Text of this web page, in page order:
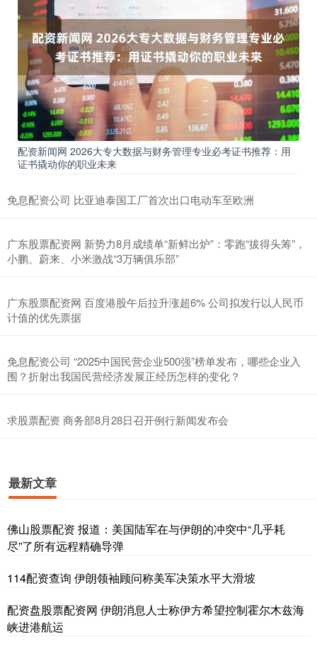
配资新闻网 2026大专大数据与财务管理专业必考证书推荐：用
证书撬动你的职业未来
免息配资公司 比亚迪泰国工厂首次出口电动车至欧洲
广东股票配资网 新势力8月成绩单“新鲜出炉”：零跑“拔得头筹”，
小鹏、蔚来、小米激战“3万辆俱乐部”
广东股票配资网 百度港股午后拉升涨超6% 公司拟发行以人民币
计值的优先票据
免息配资公司 “2025中国民营企业500强”榜单发布，哪些企业入
围？折射出我国民营经济发展正经历怎样的变化？
求股票配资 商务部8月28日召开例行新闻发布会
最新文章
佛山股票配资 报道：美国陆军在与伊朗的冲突中“几乎耗
尽”了所有远程精确导弹
114配资查询 伊朗领袖顾问称美军决策水平大滑坡
配资盘股票配资网 伊朗消息人士称伊方希望控制霍尔木兹海
峡进港航运